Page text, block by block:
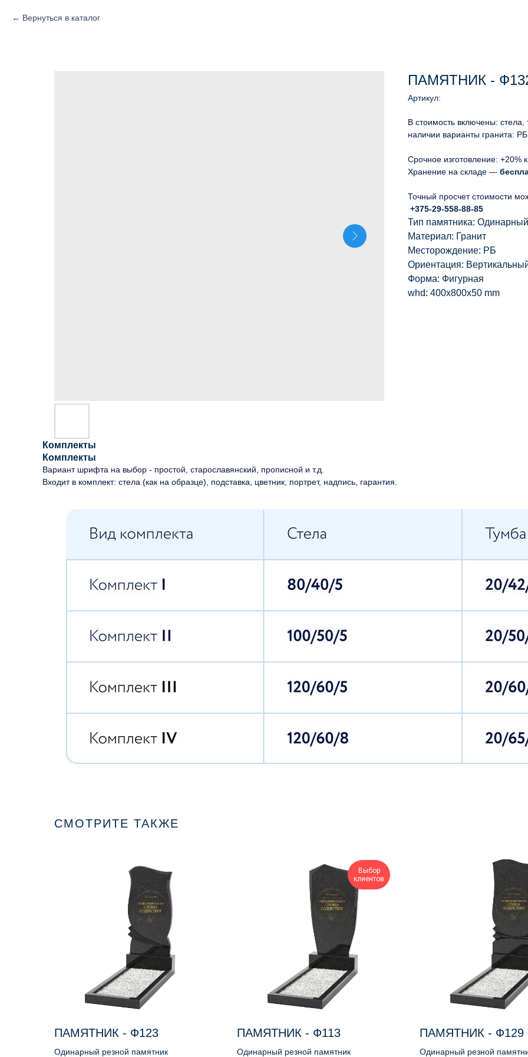
Вернуться в каталог
ПАМЯТНИК -
Артикул:
В стоимость включены:
наличии варианты гранита:
Срочное изготовление: +20%
Хранение на складе —
Точный просчет стоимости
+375-29-558-88-85
Тип памятника: Одинарный
Материал: Гранит
Месторождение: РБ
Ориентация:
Форма: Фигурная
whd: 400x800x50 mm
Комплекты
Комплекты
Вариант шрифта на выбор - простой, старославянский, прописной и т.д.
Входит в комплект: стела (как на образце), подставка, цветник, портрет, надпись, гарантия.
СМОТРИТЕ ТАКЖЕ
ПАМЯТНИК - Ф123
Одинарный резной памятник
Выбор
клиентов
ПАМЯТНИК - Ф113
Одинарный резной памятник
ПАМЯТНИК - Ф129
Одинарный резной